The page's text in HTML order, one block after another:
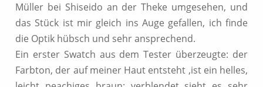
Müller bei Shiseido an der Theke umgesehen, und
das Stück ist mir gleich ins Auge gefallen, ich finde
die Optik hübsch und sehr ansprechend.
Ein erster Swatch aus dem Tester überzeugte: der
Farbton, der auf meiner Haut entsteht ,ist ein helles,